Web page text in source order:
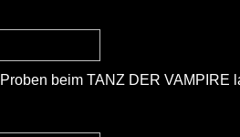
Proben beim TANZ DER VAMPIRE